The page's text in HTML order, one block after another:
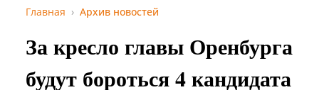
Главная Архив новостей
За кресло главы Оренбурга
будут бороться 4 кандидата